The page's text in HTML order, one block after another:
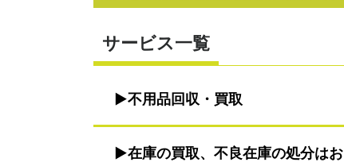
サービス一覧
不用品回収・買取
在庫の買取、不良在庫の処分はお